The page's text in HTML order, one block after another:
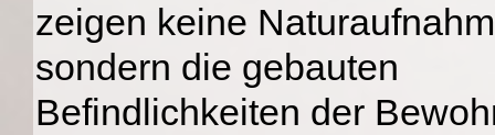
zeigen keine
sondern die gebauten
Befindlichkeiten der